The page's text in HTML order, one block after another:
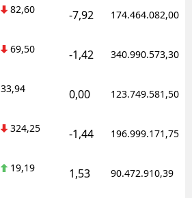
82,60 -7,92 174.464.082,00
69,50 -1,42 340.990.573,30
33,94 0,00 123.749.581,50
324,25 -1,44 196.999.171,75
19,19 1,53 90.472.910,39